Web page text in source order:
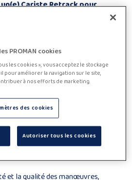
Cariste Retrackpour
logistique dynamique et
Cariste Retrack :
retracks dans un
(-20°C à -23°C, avec
et 60 mouvements par heure
les produits
via écran et assurer un
et la qualité des manœuvres,
PROMAN cookies
les cookies », vous acceptez le stockage
pour améliorer la navigation sur le site,
à nos efforts de marketing.
des cookies
Autoriser tous les cookies